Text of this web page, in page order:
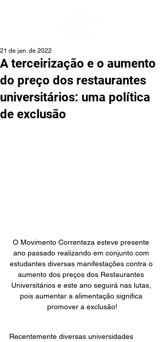
A terceirização e o aumento
do preço dos restaurantes
universitários: uma política
de exclusão
21 de jan. de 2022
O Movimento Correnteza esteve presente
ano passado realizando em conjunto com
estudantes diversas manifestações contra o
aumento dos preços dos Restaurantes
Universitários e este ano seguirá nas lutas,
pois aumentar a alimentação significa
promover a exclusão!
Recentemente diversas universidades